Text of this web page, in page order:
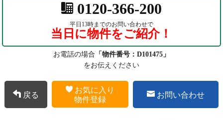
0120-366-200
平日13時までのお問い合わせで
当日に物件をご紹介！
お電話の場合 「物件番号：D101475」
をお伝えください
戻る
お気に入り
物件登録
お問い合わせ